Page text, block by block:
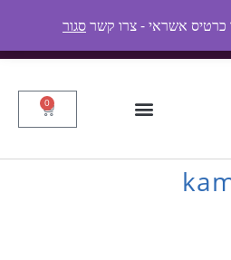
Mon - Fri: 9:00 - 18:30
0
כרטיס אשראי - צרו קשרסגור